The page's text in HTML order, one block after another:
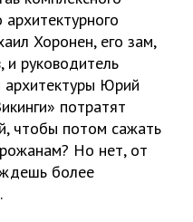
архитектурного
Хоронен, его зам,
руководитель
архитектуры Юрий
потратят
чтобы потом сажать
Но нет, от
более